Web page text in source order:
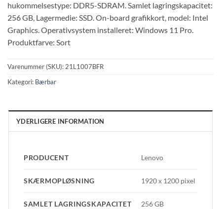
hukommelsestype: DDR5-SDRAM. Samlet lagringskapacitet:
256 GB, Lagermedie: SSD. On-board grafikkort, model: Intel
Graphics. Operativsystem installeret: Windows 11 Pro.
Produktfarve: Sort
Varenummer (SKU): 21L1007BFR
Kategori: Bærbar
YDERLIGERE INFORMATION
PRODUCENT Lenovo
SKÆRMOPLØSNING 1920 x 1200 pixel
SAMLET LAGRINGSKAPACITET 256 GB